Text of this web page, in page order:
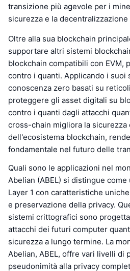
transizione più agevole per i
sicurezza e la
Oltre alla sua blockchain
supportare altri sistemi
blockchain compatibili con EVM,
contro i quanti. Applicando i suoi
conoscenza zero basati su
proteggere gli asset digitali su
contro i quanti dagli attacchi
cross-chain migliora la sicurezza
dell'ecosistema blockchain,
fondamentale nel futuro delle
Quali sono le applicazioni nel
Abelian (ABEL) si distingue
Layer 1 con caratteristiche
e preservazione della privacy.
sistemi crittografici sono
attacchi dei futuri computer
sicurezza a lungo termine. La
Abelian, ABEL, offre vari livelli di
pseudonimità alla privacy